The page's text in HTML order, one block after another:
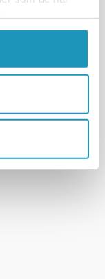
I KUNDVAGN